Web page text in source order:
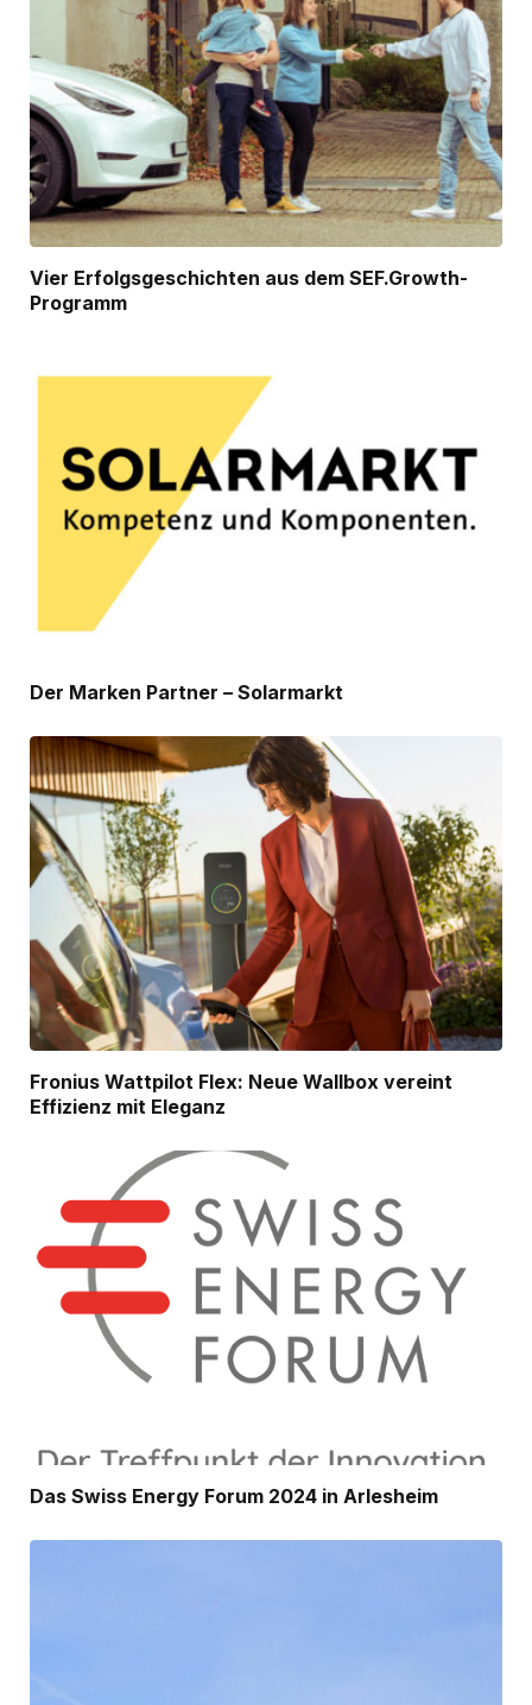
Vier Erfolgsgeschichten aus dem SEF.Growth-
Programm
Der Marken Partner – Solarmarkt
Fronius Wattpilot Flex: Neue Wallbox vereint
Effizienz mit Eleganz
Das Swiss Energy Forum 2024 in Arlesheim